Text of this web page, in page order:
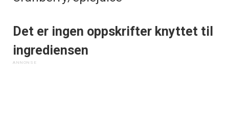
Det er ingen oppskrifter knyttet til
ingrediensen